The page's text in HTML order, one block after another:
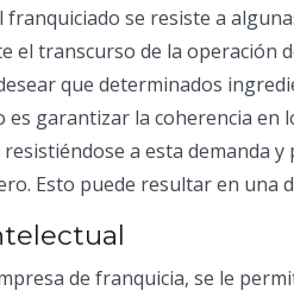
se resiste a
el transcurso de la operación
que determinados
garantizar la coherencia en
a esta demanda
Esto puede resultar en una
de franquicia, se le